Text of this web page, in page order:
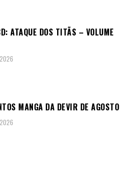
ATAQUE DOS TITÃS – VOLUME
MANGA DA DEVIR DE AGOSTO